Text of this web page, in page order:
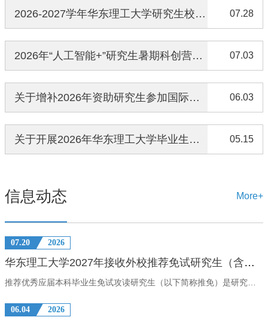
2026-2027学年华东理工大学研究生校园地国家助学贷款申请通知及操作指南 07.28
2026年“人工智能+”研究生暑期科创营招募通知 07.03
关于增补2026年资助研究生参加国际高水平会议和访学项目名额的通知 06.03
关于开展2026年华东理工大学毕业生基层就业学费补偿国家助学贷款代偿工作的通知 05.15
信息动态 More+
07.20 2026
华东理工大学2027年接收外校推荐免试研究生（含直博生）预报名通知
推荐优秀应届本科毕业生免试攻读研究生（以下简称推免）是研究生多元招生体系的重要组成部分，是加强拔尖创新人才选拔、提高研究生招生质量的重要举措。为进一步推动我校科学规范选拔、择优录取，保障考生自主报考权利，维护公平竞争环境，提高招生质量和办学水平，现就外校推免生预报名工作的有关安排通知如下：一、工作原则坚持以提高选拔质量为核心，完善全面考查、综合评价、择优选拔；突出能力考查，注重一贯表现，强化对考生科研创新潜质和专业能力倾向的考核。二、报考基本条件1．拥护中国共产党的领导，愿为社会主义现代化建设服务，品德良好，遵纪守法。2．预计能够获得所在学校推荐免试研究生资格的优秀应届本科毕业生。3．在校期间各方面表现良好，身体健康，学习成绩优秀，具备作为硕士研究生或直博生培养的潜质和基础。三、预报名办法符合报考条件的考生7月21日至9月13日（部分学院会有调整，具体以报名系统设定时间为准）到我校研究生招生平台网上预报名（网址：https://yz.ecust.edu.cn/）。注：我校部分全日制专业不招收推免生，具体招生信息以我校公布的2027年推免生招生目录为准（预计于2026年9月下旬发布）。四
06.04 2026